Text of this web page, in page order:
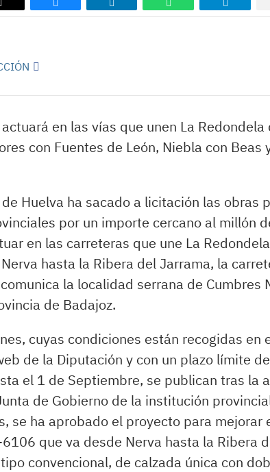
en las vías que unen La Redondela
con Fuentes de León, Niebla con Beas
Huelva ha sacado a licitación las obras
por un importe cercano al millón
en las carreteras que une La
hasta la Ribera del Jarrama, la
la localidad serrana de Cumbres
de Badajoz.
cuyas condiciones están recogidas en
de la Diputación y con un plazo límite
el 1 de Septiembre, se publican tras la
de Gobierno de la institución
se ha aprobado el proyecto para mejorar
que va desde Nerva hasta la Ribera
convencional, de calzada única con